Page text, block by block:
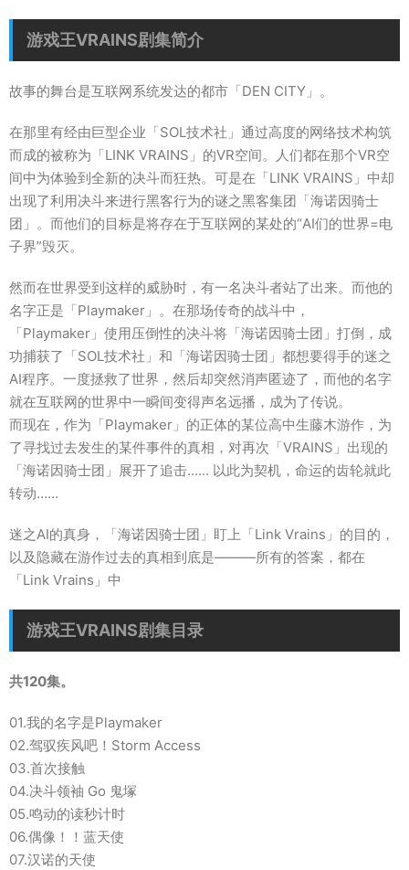
游戏王VRAINS剧集简介
故事的舞台是互联网系统发达的都市「DEN CITY」。
在那里有经由巨型企业「SOL技术社」通过高度的网络技术构筑
而成的被称为「LINK VRAINS」的VR空间。人们都在那个VR空
间中为体验到全新的决斗而狂热。可是在「LINK VRAINS」中却
出现了利用决斗来进行黑客行为的谜之黑客集团「海诺因骑士
团」。而他们的目标是将存在于互联网的某处的“AI们的世界=电
子界”毁灭。
然而在世界受到这样的威胁时，有一名决斗者站了出来。而他的
名字正是「Playmaker」。在那场传奇的战斗中，
「Playmaker」使用压倒性的决斗将「海诺因骑士团」打倒，成
功捕获了「SOL技术社」和「海诺因骑士团」都想要得手的迷之
AI程序。一度拯救了世界，然后却突然消声匿迹了，而他的名字
就在互联网的世界中一瞬间变得声名远播，成为了传说。
而现在，作为「Playmaker」的正体的某位高中生藤木游作，为
了寻找过去发生的某件事件的真相，对再次「VRAINS」出现的
「海诺因骑士团」展开了追击...... 以此为契机，命运的齿轮就此
转动……
迷之AI的真身，「海诺因骑士团」盯上「Link Vrains」的目的，
以及隐藏在游作过去的真相到底是———所有的答案，都在
「Link Vrains」中
游戏王VRAINS剧集目录
共120集。
01.我的名字是Playmaker
02.驾驭疾风吧！Storm Access
03.首次接触
04.决斗领袖 Go 鬼塚
05.鸣动的读秒计时
06.偶像！！蓝天使
07.汉诺的天使